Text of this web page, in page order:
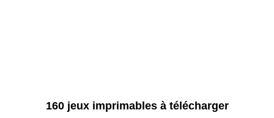
160 jeux imprimables à télécharger